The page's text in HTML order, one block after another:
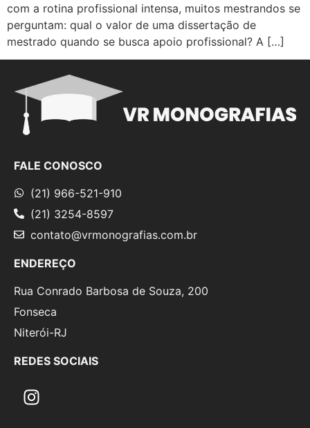
com a rotina profissional intensa, muitos mestrandos se
perguntam: qual o valor de uma dissertação de
mestrado quando se busca apoio profissional? A […]
FALE CONOSCO
(21) 966-521-910
(21) 3254-8597
contato@vrmonografias.com.br
ENDEREÇO
Rua Conrado Barbosa de Souza, 200
Fonseca
Niterói-RJ
REDES SOCIAIS